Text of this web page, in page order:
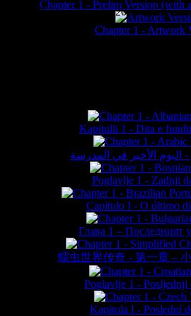
Chapter 1 - Prelim Version (with
Chapter 1 - Artwork
Kapitulli 1 - Dita e
- اليوم الأخير في المدرسة
Poglavlje 1 - Zadnji
Capítulo I - O último
Глава 1 – Последният
蠕虫世界传奇 - 第一章 –
Poglavlje 1 - Posljednji
Kapitola I - Poslední
website © Daniel Lieske 2026 -